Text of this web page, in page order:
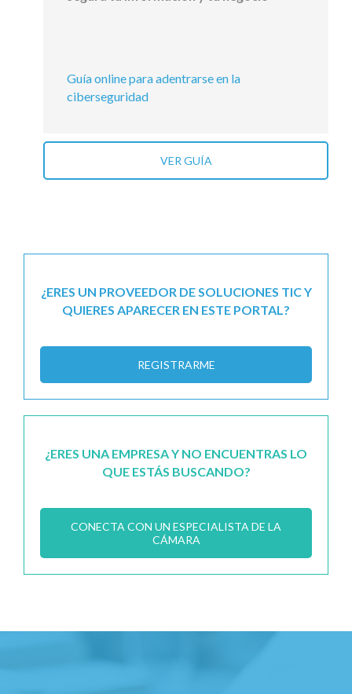
Guía online para adentrarse en la
ciberseguridad
VER GUÍA
¿ERES UN PROVEEDOR DE SOLUCIONES TIC Y
QUIERES APARECER EN ESTE PORTAL?
REGISTRARME
¿ERES UNA EMPRESA Y NO ENCUENTRAS LO
QUE ESTÁS BUSCANDO?
CONECTA CON UN ESPECIALISTA DE LA
CÁMARA